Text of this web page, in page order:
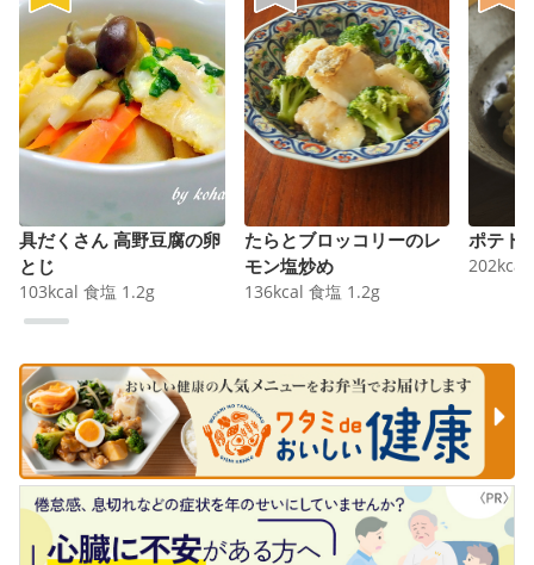
具だくさん 高野豆腐の卵
とじ
103kcal 食塩 1.2g
たらとブロッコリーのレ
モン塩炒め
136kcal 食塩 1.2g
ポテト
202kcal